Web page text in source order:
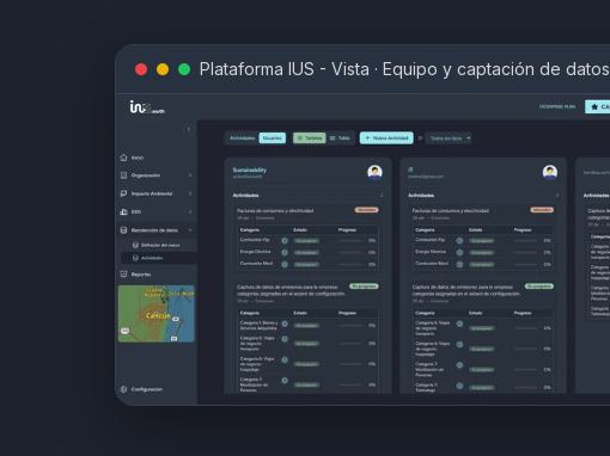
Plataforma IUS - Vista · Equipo y captación de datos